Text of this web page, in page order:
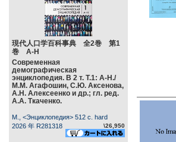
現代人口学百科事典 全2巻 第1
巻 А-Н
Современная
демографическая
энциклопедия. В 2 т. Т.1: А-Н./
М.М. Агафошин, С.Ю. Аксенова,
А.Н. Алексеенко и др.; гл. ред.
А.А. Ткаченко.
М., <Энциклопедия> 512 c. hard
2026 年 R281318
\26,950